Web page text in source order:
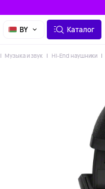
BY Каталог
Музыка и звук Hi-End наушники